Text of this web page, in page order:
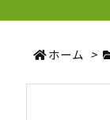
ホーム >